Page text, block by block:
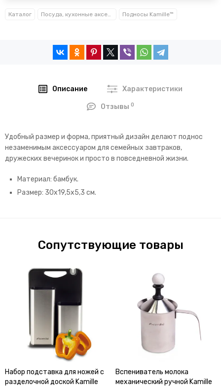
Каталог Посуда, кухонные аксессуары и принадлежности TM Kamille TM Ofenbach Подносы Kamille™
Описание Характеристики
Отзывы0
Удобный размер и форма, приятный дизайн делают поднос
незаменимым аксессуаром для семейных завтраков,
дружеских вечеринок и просто в повседневной жизни.
Материал: бамбук.
Размер: 30х19,5х5,3 см.
Сопутствующие товары
Набор подставка для ножей с
разделочной доской Kamille
Вспениватель молока
механический ручной Kamille